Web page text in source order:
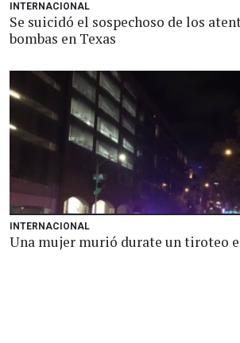
INTERNACIONAL
Se suicidó el sospechoso de los
bombas en Texas
INTERNACIONAL
Una mujer murió durate un tiroteo